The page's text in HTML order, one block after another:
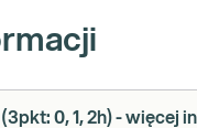
(3pkt: 0, 1, 2h) - więcej